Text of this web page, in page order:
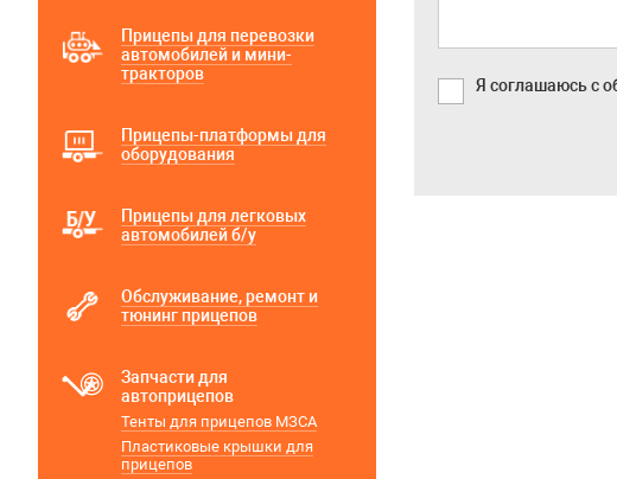
Я соглашаюсь с
Прицепы для перевозки
автомобилей и мини-
тракторов
Прицепы-платформы для
оборудования
Прицепы для легковых
автомобилей б/у
Обслуживание, ремонт и
тюнинг прицепов
Запчасти для
автоприцепов
Тенты для прицепов МЗСА
Пластиковые крышки для
прицепов